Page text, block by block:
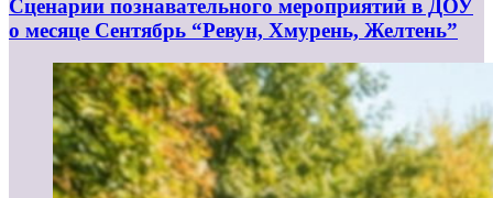
Сценарии познавательного мероприятий в ДОУ
о месяце Сентябрь “Ревун, Хмурень, Желтень”